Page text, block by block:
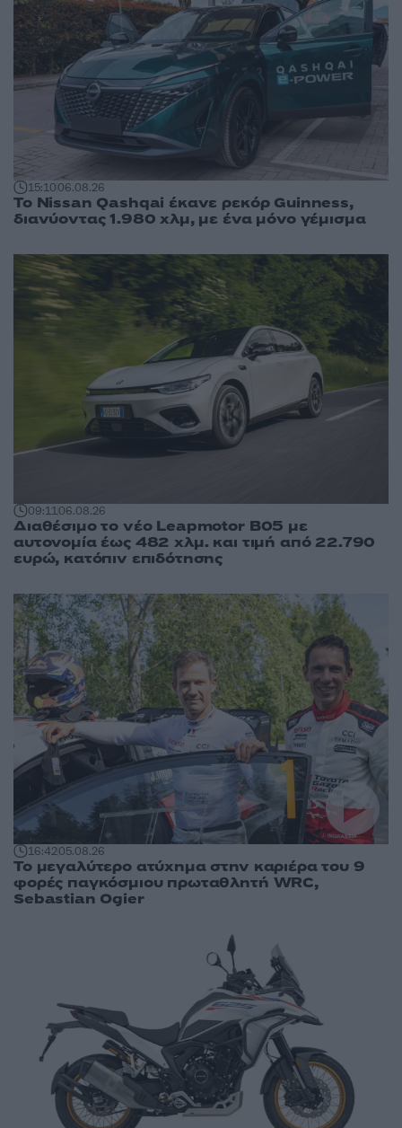
15:1006.08.26
Το Nissan Qashqai έκανε ρεκόρ Guinness,
διανύοντας 1.980 χλμ, με ένα μόνο γέμισμα
09:1106.08.26
Διαθέσιμο το νέο Leapmotor B05 με
αυτονομία έως 482 χλμ. και τιμή από 22.790
ευρώ, κατόπιν επιδότησης
16:4205.08.26
Το μεγαλύτερο ατύχημα στην καριέρα του 9
φορές παγκόσμιου πρωταθλητή WRC,
Sebastian Ogier